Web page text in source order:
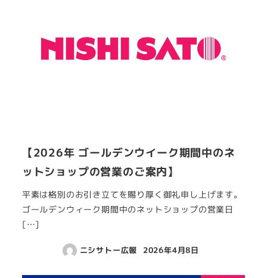
【2026年 ゴールデンウイーク期間中のネ
ットショップの営業のご案内】
平素は格別のお引き立てを賜り厚く御礼申し上げます。
ゴールデンウィーク期間中のネットショップの営業日
[…]
ニシサトー広報 2026年4月8日